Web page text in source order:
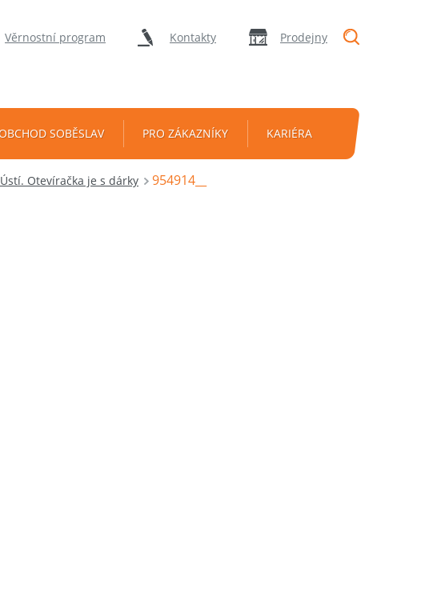
Věrnostní program Kontakty Prodejny
SOBĚSLAV PRO ZÁKAZNÍKY KARIÉRA
Otevíračka je s dárky 954914__